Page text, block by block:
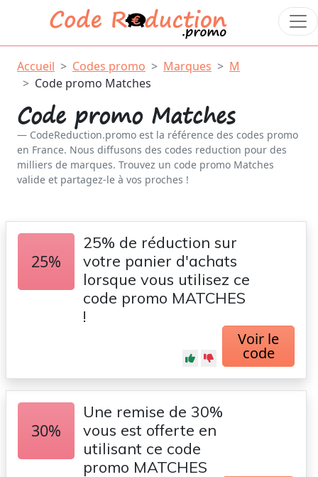
Accueil Codes promo Marques
M
Code promo Matches
Code promo Matches
CodeReduction.promo est la référence des codes promo
en France. Nous diffusons des codes reduction pour des
milliers de marques. Trouvez un code promo Matches
valide et partagez-le à vos proches !
25%
25% de réduction sur
votre panier d'achats
lorsque vous utilisez ce
code promo MATCHES
!
Voir le
code
30%
Une remise de 30%
vous est offerte en
utilisant ce code
promo MATCHES